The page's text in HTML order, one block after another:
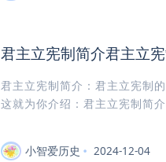
君主立宪制简介君主立
君主立宪制简介：君主立宪制
这就为你介绍：君主立宪制简
小智爱历史 2024-12-04